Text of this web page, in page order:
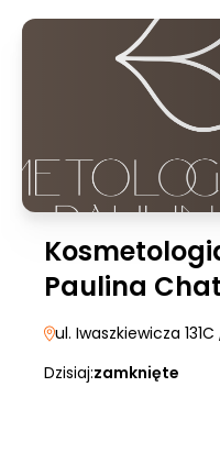
Paulina
ul. Iwaszkiewicza 131C
Dzisiaj:zamknięte